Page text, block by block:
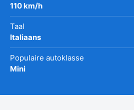
110 km/h
Taal
Italiaans
Populaire autoklasse
Mini